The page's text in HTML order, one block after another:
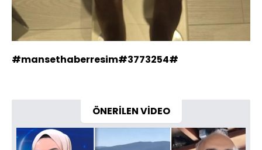
#mansethaberresim#3773254#
ÖNERİLEN VİDEO